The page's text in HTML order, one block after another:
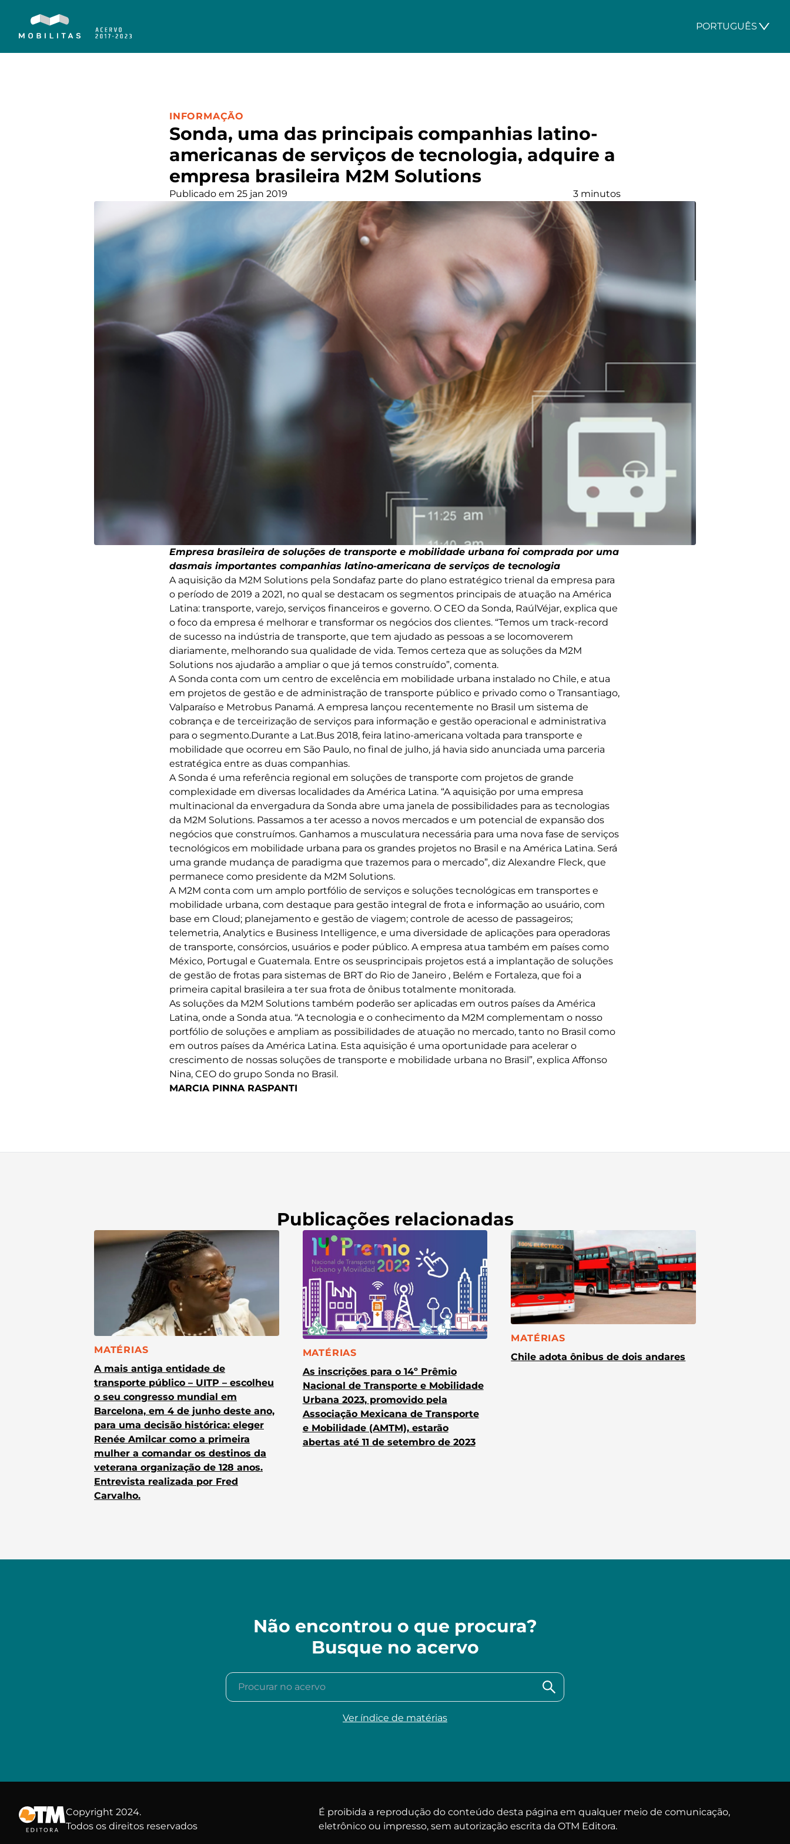
PORTUGUÊS
Sonda, uma das principais companhias latino-
americanas de serviços de tecnologia, adquire a
empresa brasileira M2M Solutions
CATEGORIA:
INFORMAÇÃO
Publicado em 25 jan 2019 3 minutos
Empresa brasileira de soluções de transporte e mobilidade urbana foi comprada por uma
dasmais importantes companhias latino-americana de serviços de tecnologia
A aquisição da M2M Solutions pela Sondafaz parte do plano estratégico trienal da empresa para
o período de 2019 a 2021, no qual se destacam os segmentos principais de atuação na América
Latina: transporte, varejo, serviços financeiros e governo. O CEO da Sonda, RaúlVéjar, explica que
o foco da empresa é melhorar e transformar os negócios dos clientes. “Temos um track-record
de sucesso na indústria de transporte, que tem ajudado as pessoas a se locomoverem
diariamente, melhorando sua qualidade de vida. Temos certeza que as soluções da M2M
Solutions nos ajudarão a ampliar o que já temos construído”, comenta.
A Sonda conta com um centro de excelência em mobilidade urbana instalado no Chile, e atua
em projetos de gestão e de administração de transporte público e privado como o Transantiago,
Valparaíso e Metrobus Panamá. A empresa lançou recentemente no Brasil um sistema de
cobrança e de terceirização de serviços para informação e gestão operacional e administrativa
para o segmento.Durante a Lat.Bus 2018, feira latino-americana voltada para transporte e
mobilidade que ocorreu em São Paulo, no final de julho, já havia sido anunciada uma parceria
estratégica entre as duas companhias.
A Sonda é uma referência regional em soluções de transporte com projetos de grande
complexidade em diversas localidades da América Latina. “A aquisição por uma empresa
multinacional da envergadura da Sonda abre uma janela de possibilidades para as tecnologias
da M2M Solutions. Passamos a ter acesso a novos mercados e um potencial de expansão dos
negócios que construímos. Ganhamos a musculatura necessária para uma nova fase de serviços
tecnológicos em mobilidade urbana para os grandes projetos no Brasil e na América Latina. Será
uma grande mudança de paradigma que trazemos para o mercado”, diz Alexandre Fleck, que
permanece como presidente da M2M Solutions.
A M2M conta com um amplo portfólio de serviços e soluções tecnológicas em transportes e
mobilidade urbana, com destaque para gestão integral de frota e informação ao usuário, com
base em Cloud; planejamento e gestão de viagem; controle de acesso de passageiros;
telemetria, Analytics e Business Intelligence, e uma diversidade de aplicações para operadoras
de transporte, consórcios, usuários e poder público. A empresa atua também em países como
México, Portugal e Guatemala. Entre os seusprincipais projetos está a implantação de soluções
de gestão de frotas para sistemas de BRT do Rio de Janeiro , Belém e Fortaleza, que foi a
primeira capital brasileira a ter sua frota de ônibus totalmente monitorada.
As soluções da M2M Solutions também poderão ser aplicadas em outros países da América
Latina, onde a Sonda atua. “A tecnologia e o conhecimento da M2M complementam o nosso
portfólio de soluções e ampliam as possibilidades de atuação no mercado, tanto no Brasil como
em outros países da América Latina. Esta aquisição é uma oportunidade para acelerar o
crescimento de nossas soluções de transporte e mobilidade urbana no Brasil”, explica Affonso
Nina, CEO do grupo Sonda no Brasil.
MARCIA PINNA RASPANTI
Publicações relacionadas
CATEGORIA:
MATÉRIAS
A mais antiga entidade de
transporte público – UITP – escolheu
o seu congresso mundial em
Barcelona, em 4 de junho deste ano,
para uma decisão histórica: eleger
Renée Amilcar como a primeira
mulher a comandar os destinos da
veterana organização de 128 anos.
Entrevista realizada por Fred
Carvalho.
CATEGORIA:
MATÉRIAS
As inscrições para o 14º Prêmio
Nacional de Transporte e Mobilidade
Urbana 2023, promovido pela
Associação Mexicana de Transporte
e Mobilidade (AMTM), estarão
abertas até 11 de setembro de 2023
CATEGORIA:
MATÉRIAS
Chile adota ônibus de dois andares
Não encontrou o que procura?
Busque no acervo
Procurar no acervo
Ver índice de matérias
Copyright 2024.
Todos os direitos reservados
É proibida a reprodução do conteúdo desta página em qualquer meio de comunicação,
eletrônico ou impresso, sem autorização escrita da OTM Editora.